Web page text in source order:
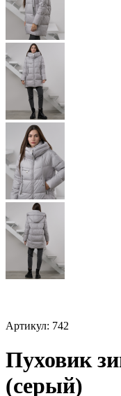
Артикул: 742
Пуховик
(серый)